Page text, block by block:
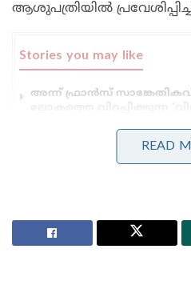
ആശുപത്രിയിൽ
Stories you may like
അന്ന് ഫ്രാൻസ്
ആത്മ നിർഭർ സമുദ്ര
തദ്ദേശീയമായി നിർമിച്ച
ചൈനീസ് സർക്കാരിന്റെ
ടൈംസിന്റെ എഡിറ്ററാണ്
READ